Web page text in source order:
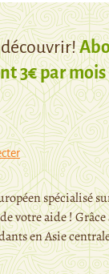
découvrir!
3€ par mois
spécialisé
votre aide !
en Asie